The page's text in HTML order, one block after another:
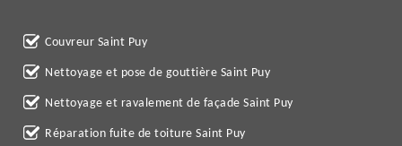
Couvreur Saint Puy
Nettoyage et pose de gouttière Saint Puy
Nettoyage et ravalement de façade Saint Puy
Réparation fuite de toiture Saint Puy